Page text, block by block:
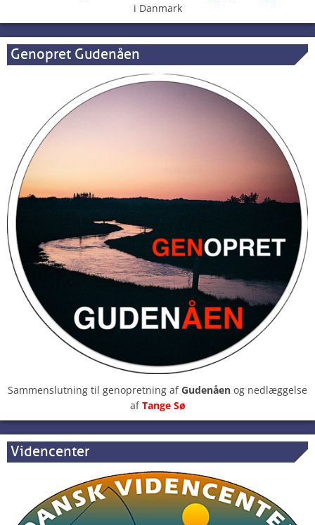
i Danmark
Genopret Gudenåen
Sammenslutning til genopretning afGudenåen og nedlæggelse
afTange Sø
Videncenter